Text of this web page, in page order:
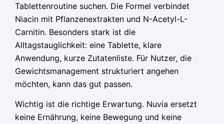
Tablettenroutine suchen. Die Formel verbindet
Niacin mit Pflanzenextrakten und N-Acetyl-L-
Carnitin. Besonders stark ist die
Alltagstauglichkeit: eine Tablette, klare
Anwendung, kurze Zutatenliste. Für Nutzer, die
Gewichtsmanagement strukturiert angehen
möchten, kann das gut passen.
Wichtig ist die richtige Erwartung. Nuvia ersetzt
keine Ernährung, keine Bewegung und keine